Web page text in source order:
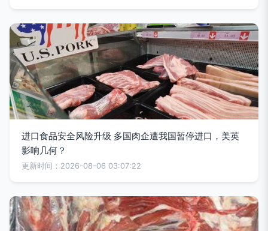
进口食品安全风险升级 多国肉企遭我国暂停进口，美英
影响几何？
更新时间：2026-08-06 03:07:22